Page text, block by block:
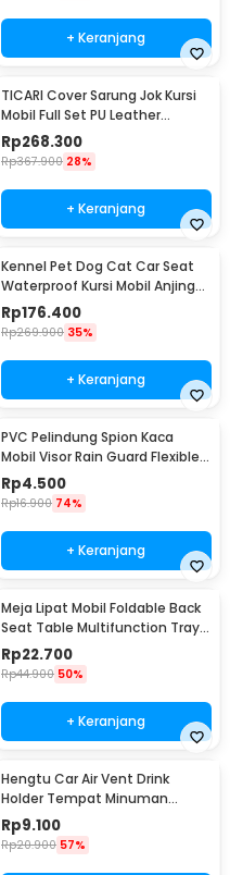
+ Keranjang
TICARI Cover Sarung Jok Kursi
Mobil Full Set PU Leather
Universal - R15
Rp268.300
Rp367.900 28%
+ Keranjang
Kennel Pet Dog Cat Car Seat
Waterproof Kursi Mobil Anjing
Kucing - KN526
Rp176.400
Rp269.900 35%
+ Keranjang
PVC Pelindung Spion Kaca
Mobil Visor Rain Guard Flexible 2
PCS - BH030
Rp4.500
Rp16.900 74%
+ Keranjang
Meja Lipat Mobil Foldable Back
Seat Table Multifunction Tray -
JH-924
Rp22.700
Rp44.900 50%
+ Keranjang
Hengtu Car Air Vent Drink
Holder Tempat Minuman
Kaleng Mobil - KMS-53
Rp9.100
Rp20.900 57%